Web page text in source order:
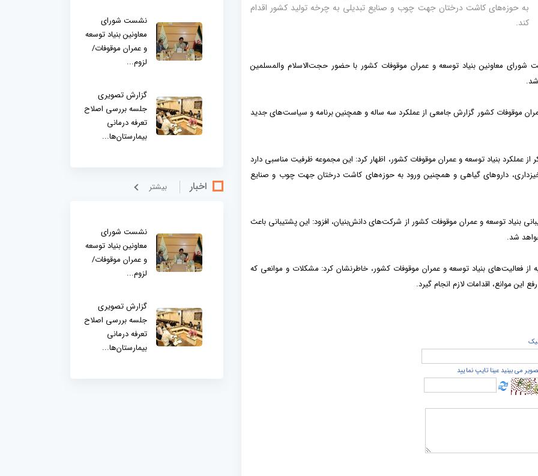
به حوزه‌های کاشت درختان جهت چوب و صنایع تبدیلی به چرخه تولید کشور اقدام
کند.
معاونین بنیاد توسعه و عمران موقوفات کشور با حضور حجت‌الاسلام والمسلمین
موقوفات کشور گزارش جامعی از عملکرد سه ساله و همچنین برنامه و سیاست‌های جدید
عملکرد بنیاد توسعه و عمران موقوفات کشور، اظهار کرد: این مجموعه ظرفیت مناسبی دارد
داروهای گیاهی و همچنین ورود به حوزه‌های کاشت درختان جهت چوب و صنایع
بنیاد توسعه و عمران موقوفات کشور از شرکت‌های دانش‌بنیان، افزود: این پشتیبانی باعث
شد.
از فعالیت‌های بنیاد توسعه و عمران موقوفات کشور، خاطرنشان کرد: مشکلات و موانعی که
موانع، اقدامات لازم انجام گیرد.
می بینید عینا تایپ نمایید
نشست شورای
معاونین بنیاد توسعه
و عمران موقوفات/
لزوم...
گزارش تصویری
جلسه بررسی اصلاح
تعرفه درمانی
بیمارستان‌ها...
اخبار بيشتر
نشست شورای
معاونین بنیاد توسعه
و عمران موقوفات/
لزوم...
گزارش تصویری
جلسه بررسی اصلاح
تعرفه درمانی
بیمارستان‌ها...